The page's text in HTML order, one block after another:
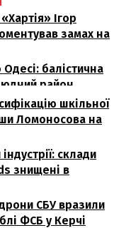
Ігор
замах на
балістична
район
шкільної
Ломоносова на
склади
знищені в
СБУ вразили
ФСБ у Керчі